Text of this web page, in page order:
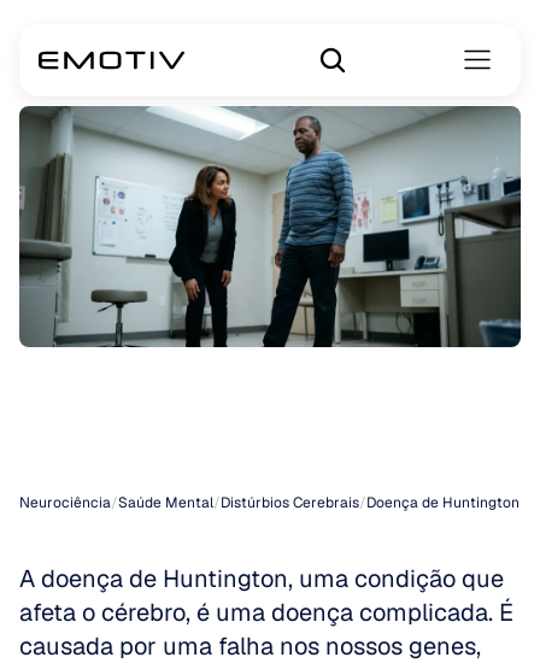
Neurociência/Saúde Mental/Distúrbios Cerebrais/Doença de Huntington
A doença de Huntington, uma condição que
afeta o cérebro, é uma doença complicada. É
causada por uma falha nos nossos genes,